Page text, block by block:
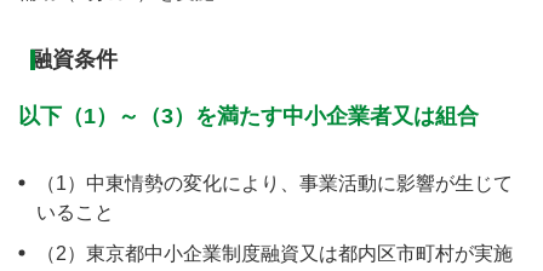
融資条件
以下（1）～（3）を満たす中小企業者又は組合
（1）中東情勢の変化により、事業活動に影響が生じて
いること
（2）東京都中小企業制度融資又は都内区市町村が実施